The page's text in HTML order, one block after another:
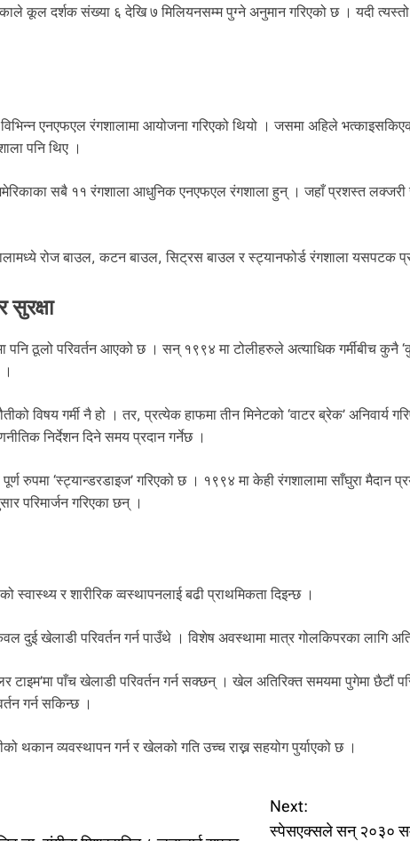
दर्शक संख्या ६ देखि ७ मिलियनसम्म पुग्ने अनुमान गरिएको छ । यदी त्यस्तो
एनएफएल रंगशालामा आयोजना गरिएको थियो । जसमा अहिले
पनि थिए ।
सबै ११ रंगशाला आधुनिक एनएफएल रंगशाला हुन् । जहाँ प्रशस्त लक्जरी
रोज बाउल, कटन बाउल, सिट्रस बाउल र स्ट्यानफोर्ड रंगशाला यसपटक
पनि ठूलो परिवर्तन आएको छ । सन् १९९४ मा टोलीहरुले अत्याधिक गर्मीबीच कुनै
विषय गर्मी नै हो । तर, प्रत्येक हाफमा तीन मिनेटको ‘वाटर ब्रेक’
निर्देशन दिने समय प्रदान गर्नेछ ।
रुपमा ‘स्ट्यान्डरडाइज’ गरिएको छ । १९९४ मा केही रंगशालामा साँघुरा मैदान
परिमार्जन गरिएका छन् ।
र शारीरिक व्वस्थापनलाई बढी प्राथमिकता दिइन्छ ।
दुई खेलाडी परिवर्तन गर्न पाउँथे । विशेष अवस्थामा मात्र गोलकिपरका लागि
टाइम’मा पाँच खेलाडी परिवर्तन गर्न सक्छन् । खेल अतिरिक्त समयमा पुगेमा छैटौं
गर्न सकिन्छ ।
थकान व्यवस्थापन गर्न र खेलको गति उच्च राख्न सहयोग पुर्याएको छ ।
Next:
स्पेसएक्सले सन् २०३०